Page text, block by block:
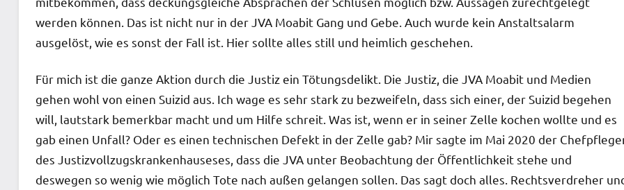
werden können. Das ist nicht nur in der JVA Moabit Gang und Gebe. Auch wurde kein Anstaltsalarm
ausgelöst, wie es sonst der Fall ist. Hier sollte alles still und heimlich geschehen.
Für mich ist die ganze Aktion durch die Justiz ein Tötungsdelikt. Die Justiz, die JVA Moabit und Medien
gehen wohl von einen Suizid aus. Ich wage es sehr stark zu bezweifeln, dass sich einer, der Suizid begehen
will, lautstark bemerkbar macht und um Hilfe schreit. Was ist, wenn er in seiner Zelle kochen wollte und es
gab einen Unfall? Oder es einen technischen Defekt in der Zelle gab? Mir sagte im Mai 2020 der
des Justizvollzugskrankenhauseses, dass die JVA unter Beobachtung der Öffentlichkeit stehe und
deswegen so wenig wie möglich Tote nach außen gelangen sollen. Das sagt doch alles. Rechtsverdreher